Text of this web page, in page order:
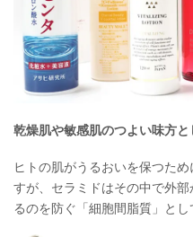
乾燥肌や敏感肌のつよい味方と
ヒトの肌がうるおいを保つた
すが、セラミドはその中で外
るのを防ぐ「細胞間脂質」とし